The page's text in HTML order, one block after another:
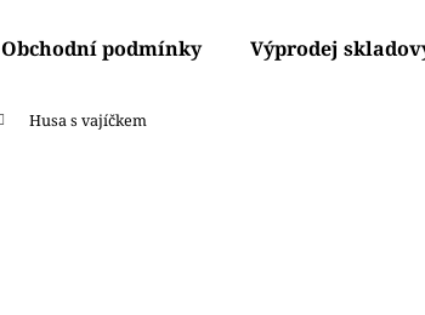
Obchodní podmínky Výprodej
Husa s vajíčkem
Co potřebujete najít?